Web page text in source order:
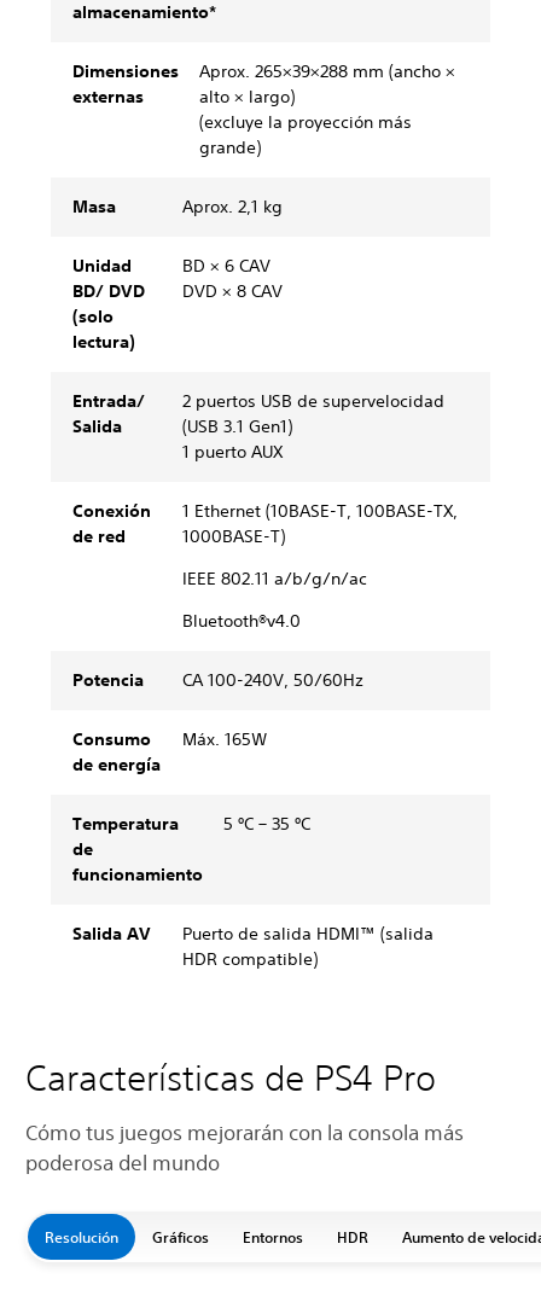
almacenamiento*
Dimensiones
externas
Aprox. 265×39×288 mm (ancho ×
alto × largo)
(excluye la proyección más
grande)
Masa Aprox. 2,1 kg
Unidad
BD/ DVD
(solo
lectura)
BD × 6 CAV
DVD × 8 CAV
Entrada/
Salida
2 puertos USB de supervelocidad
(USB 3.1 Gen1)
1 puerto AUX
Conexión
de red
1 Ethernet (10BASE-T, 100BASE-TX,
1000BASE-T)
IEEE 802.11 a/b/g/n/ac
Bluetooth®v4.0
Potencia CA 100-240V, 50/60Hz
Consumo
de energía
Máx. 165W
Temperatura
de
funcionamiento
5 ºC – 35 ºC
Salida AV
Puerto de salida HDMI™ (salida
HDR compatible)
Características de PS4 Pro
Cómo tus juegos mejorarán con la consola más
poderosa del mundo
Resolución Gráficos Entornos HDR Aumento de